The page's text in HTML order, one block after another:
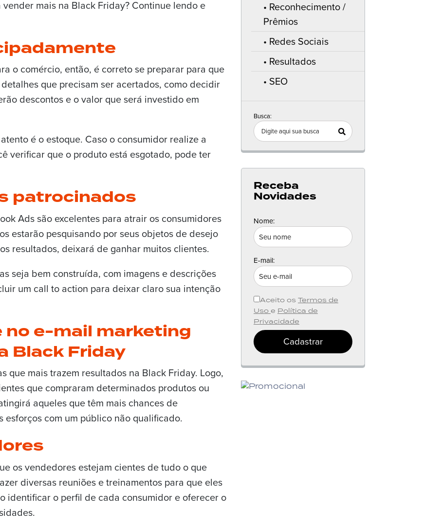
mais na Black Friday? Continue lendo e
o comércio, então, é correto se preparar para que
que precisam ser acertados, como decidir
descontos e o valor que será investido em
é o estoque. Caso o consumidor realize a
verificar que o produto está esgotado, pode ter
patrocinados
Ads são excelentes para atrair os consumidores
estarão pesquisando por seus objetos de desejo
resultados, deixará de ganhar muitos clientes.
seja bem construída, com imagens e descrições
um call to action para deixar claro sua intenção
e-mail marketing
Black Friday
que mais trazem resultados na Black Friday. Logo,
que compraram determinados produtos ou
aqueles que têm mais chances de
com um público não qualificado.
os vendedores estejam cientes de tudo o que
diversas reuniões e treinamentos para que eles
identificar o perfil de cada consumidor e oferecer o
Reconhecimento /
Prêmios
Redes Sociais
Resultados
SEO
Busca:
Receba
Novidades
Nome:
E-mail:
Aceito os Termos de
Uso e Política de
Privacidade
Cadastrar